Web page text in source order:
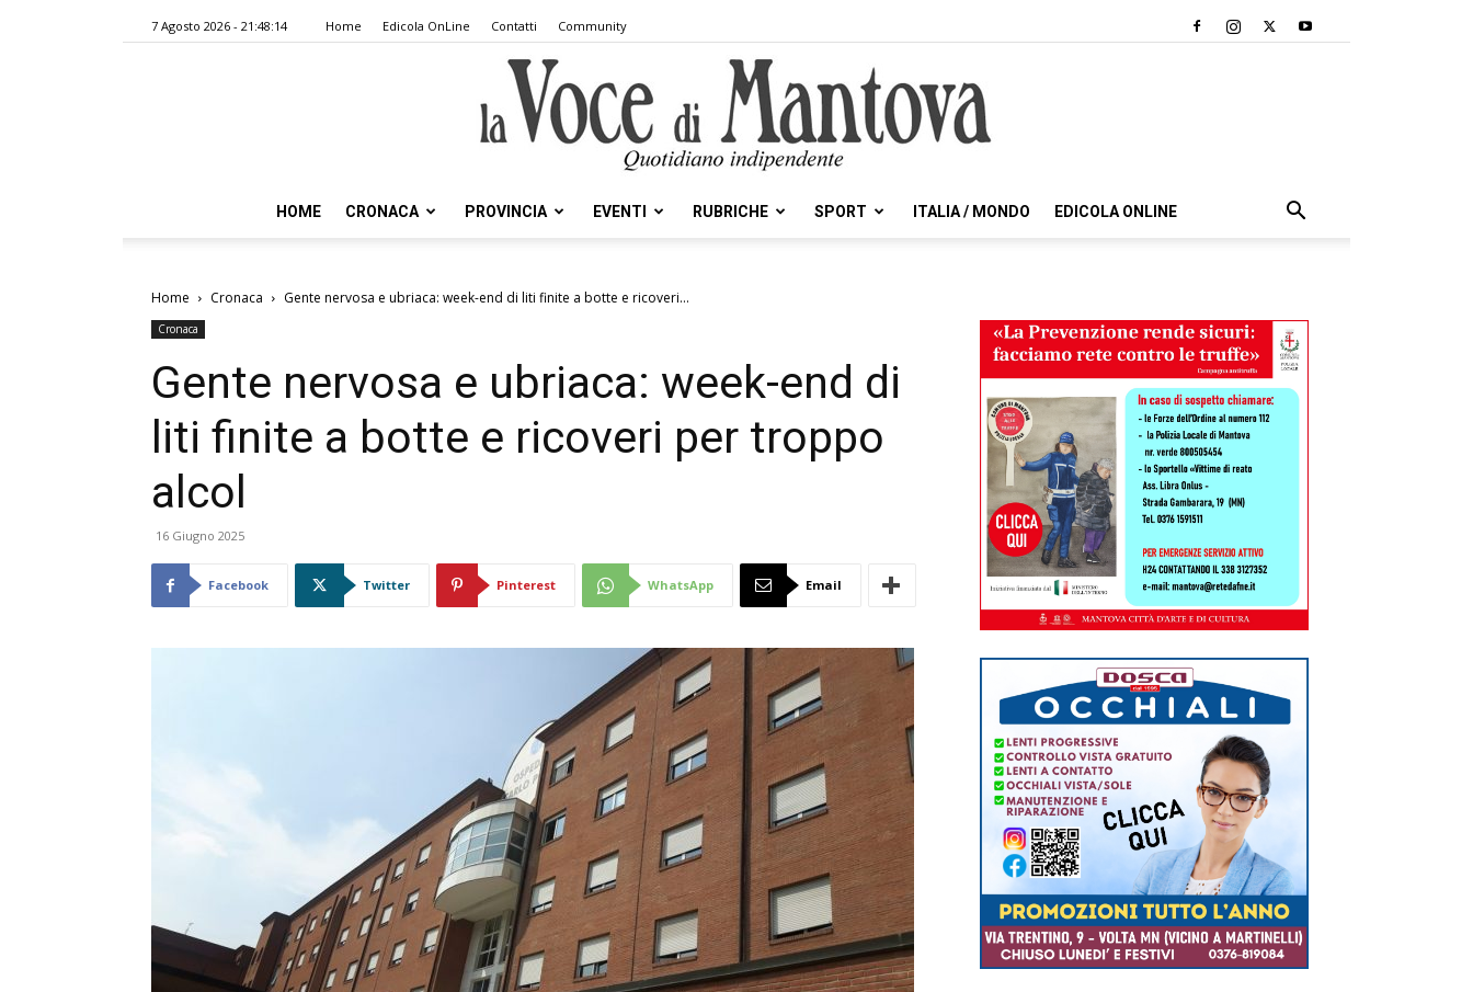
7 Agosto 2026 - 21:48:14 Home Edicola OnLine Contatti Community
Voce
Mantova
HOME CRONACA PROVINCIA EVENTI RUBRICHE SPORT ITALIA / MONDO EDICOLA ONLINE
Home Cronaca Gente nervosa e ubriaca: week-end di liti finite a botte e ricoveri...
Cronaca
Gente nervosa e ubriaca: week-end di
liti finite a botte e ricoveri per troppo
alcol
16 Giugno 2025
Facebook Twitter Pinterest WhatsApp Email